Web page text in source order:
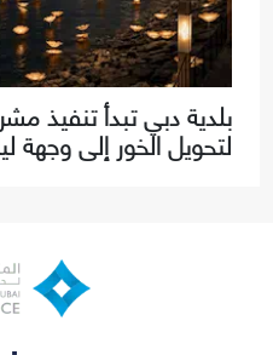
بلدية دبي تبدأ تنفيذ
لتحويل الخور إلى وجهة